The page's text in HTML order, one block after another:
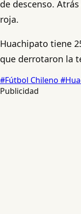
de descenso.
roja.
Huachipato tiene
que derrotaron la
#Fútbol Chileno
Publicidad